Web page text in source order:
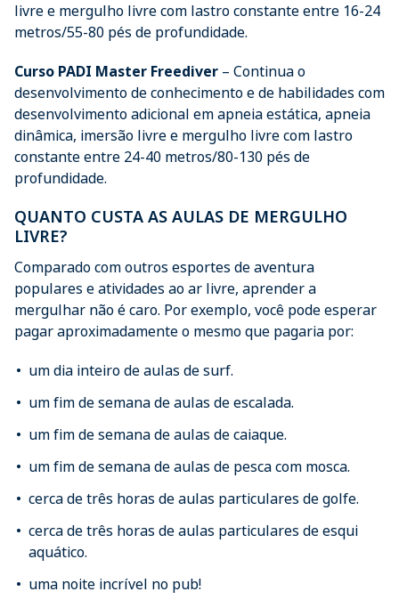
livre e mergulho livre com lastro constante entre 16-24
metros/55-80 pés de profundidade.
Curso PADI Master Freediver – Continua o
desenvolvimento de conhecimento e de habilidades com
desenvolvimento adicional em apneia estática, apneia
dinâmica, imersão livre e mergulho livre com lastro
constante entre 24-40 metros/80-130 pés de
profundidade.
QUANTO CUSTA AS AULAS DE MERGULHO
LIVRE?
Comparado com outros esportes de aventura
populares e atividades ao ar livre, aprender a
mergulhar não é caro. Por exemplo, você pode esperar
pagar aproximadamente o mesmo que pagaria por:
um dia inteiro de aulas de surf.
um fim de semana de aulas de escalada.
um fim de semana de aulas de caiaque.
um fim de semana de aulas de pesca com mosca.
cerca de três horas de aulas particulares de golfe.
cerca de três horas de aulas particulares de esqui
aquático.
uma noite incrível no pub!